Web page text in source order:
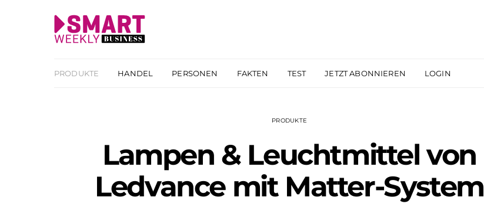
PRODUKTE HANDEL PERSONEN FAKTEN TEST JETZT ABONNIEREN LOGIN
PRODUKTE
Lampen & Leuchtmittel von
Ledvance mit Matter-System